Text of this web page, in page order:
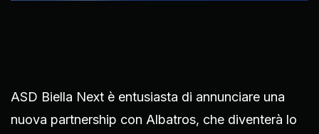
ASD Biella Next è entusiasta di annunciare una
nuova partnership con Albatros, che diventerà lo